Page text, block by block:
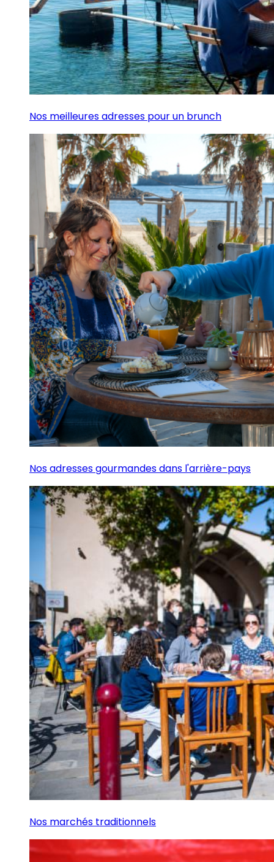
Nos meilleures adresses pour un brunch
Nos adresses gourmandes dans l'arrière-pays
Nos marchés traditionnels